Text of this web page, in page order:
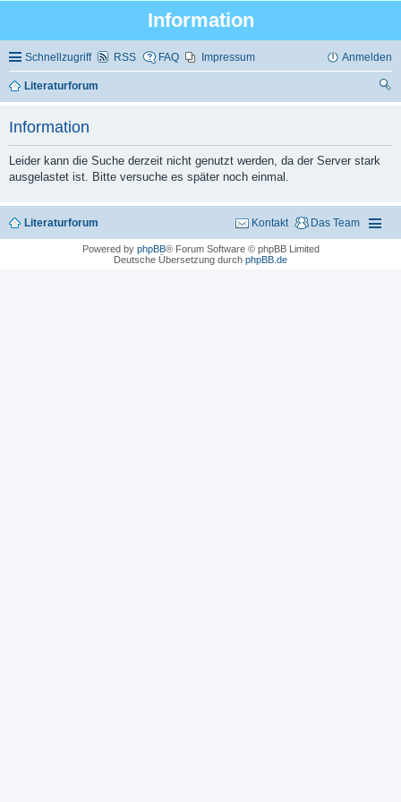
Information
Schnellzugriff RSS FAQ Impressum Anmelden
Literaturforum
Information
Leider kann die Suche derzeit nicht genutzt werden, da der Server stark
ausgelastet ist. Bitte versuche es später noch einmal.
Literaturforum Das Team
Kontakt
Powered by phpBB® Forum Software © phpBB Limited
Deutsche Übersetzung durch phpBB.de